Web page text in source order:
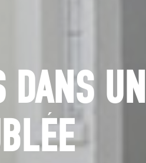
DANS